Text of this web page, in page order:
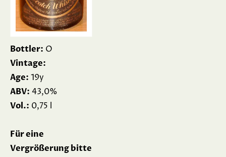
Bottler: O
Vintage:
Age: 19y
ABV: 43,0%
Vol.: 0,75 l
Für eine
Vergrößerung bitte